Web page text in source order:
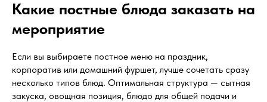
Какие постные блюда заказать на
мероприятие
Если вы выбираете постное меню на праздник,
корпоратив или домашний фуршет, лучше сочетать сразу
несколько типов блюд. Оптимальная структура — сытная
закуска, овощная позиция, блюдо для общей подачи и